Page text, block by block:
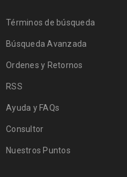
Términos de búsqueda
Búsqueda Avanzada
Ordenes y Retornos
RSS
Ayuda y FAQs
Consultor
Nuestros Puntos